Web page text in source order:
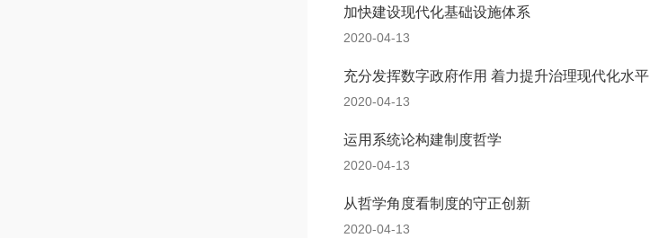
加快建设现代化基础设施体系
2020-04-13
充分发挥数字政府作用 着力提升治理现代化水平
2020-04-13
运用系统论构建制度哲学
2020-04-13
从哲学角度看制度的守正创新
2020-04-13